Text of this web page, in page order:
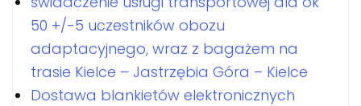
50 +/-5 uczestników obozu
adaptacyjnego, wraz z bagażem na
trasie Kielce – Jastrzębia Góra – Kielce
Dostawa blankietów elektronicznych